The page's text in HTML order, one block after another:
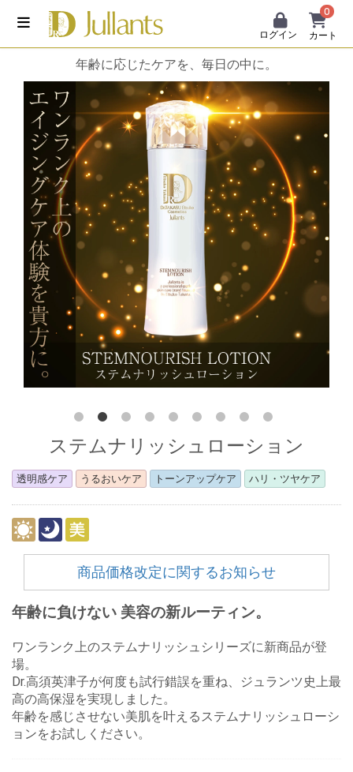
ログイン
0
カート
年齢に応じたケアを、毎日の中に。
ステムナリッシュローション
透明感ケア うるおいケア トーンアップケア ハリ・ツヤケア
商品価格改定に関するお知らせ
年齢に負けない 美容の新ルーティン。
ワンランク上のステムナリッシュシリーズに新商品が登
場。
Dr.高須英津子が何度も試行錯誤を重ね、ジュランツ史上最
高の高保湿を実現しました。
年齢を感じさせない美肌を叶えるステムナリッシュローシ
ョンをお試しください。